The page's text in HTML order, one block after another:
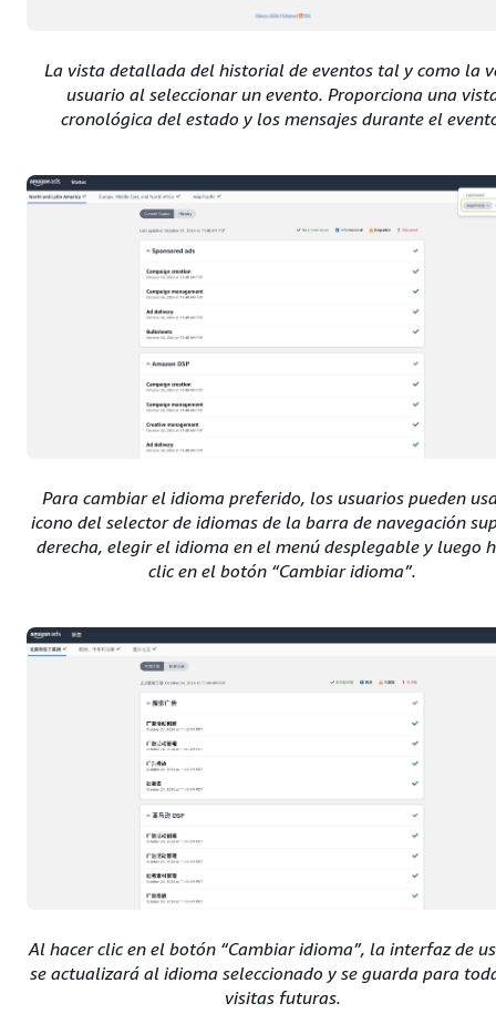
La vista detallada del historial de eventos tal y como la
usuario al seleccionar un evento. Proporciona una
cronológica del estado y los mensajes durante el
Para cambiar el idioma preferido, los usuarios pueden
icono del selector de idiomas de la barra de navegación
derecha, elegir el idioma en el menú desplegable y luego
clic en el botón “Cambiar idioma”.
Al hacer clic en el botón “Cambiar idioma”, la interfaz de
se actualizará al idioma seleccionado y se guarda para
visitas futuras.